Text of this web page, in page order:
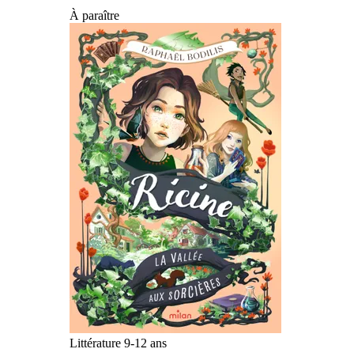
À paraître
Littérature 9-12 ans